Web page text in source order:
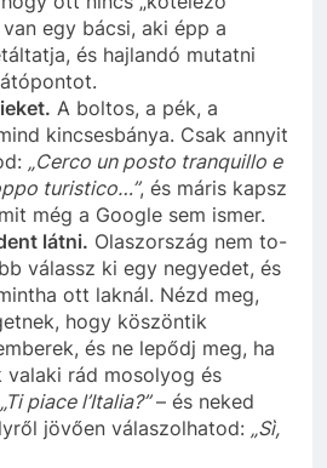
van egy bácsi, aki épp a
és hajlandó mutatni
A boltos, a pék, a
kincsesbánya. Csak annyit
„Cerco un posto tranquillo e
turistico…”, és máris kapsz
még a Google sem ismer.
látni. Olaszország nem to-
válassz ki egy negyedet, és
ott laknál. Nézd meg,
hogy köszöntik
és ne lepődj meg, ha
valaki rád mosolyog és
„Ti piace l’Italia?”– és neked
jövően válaszolhatod: „Sì,